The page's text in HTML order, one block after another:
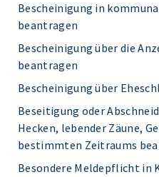
Bescheinigung in
beantragen
Bescheinigung über die
beantragen
Bescheinigung über
Beseitigung oder
Hecken, lebender Zäune,
bestimmten Zeitraums
Besondere Meldepflicht in